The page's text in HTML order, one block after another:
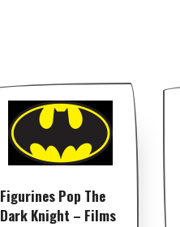
Figurines Pop The
Dark Knight – Films